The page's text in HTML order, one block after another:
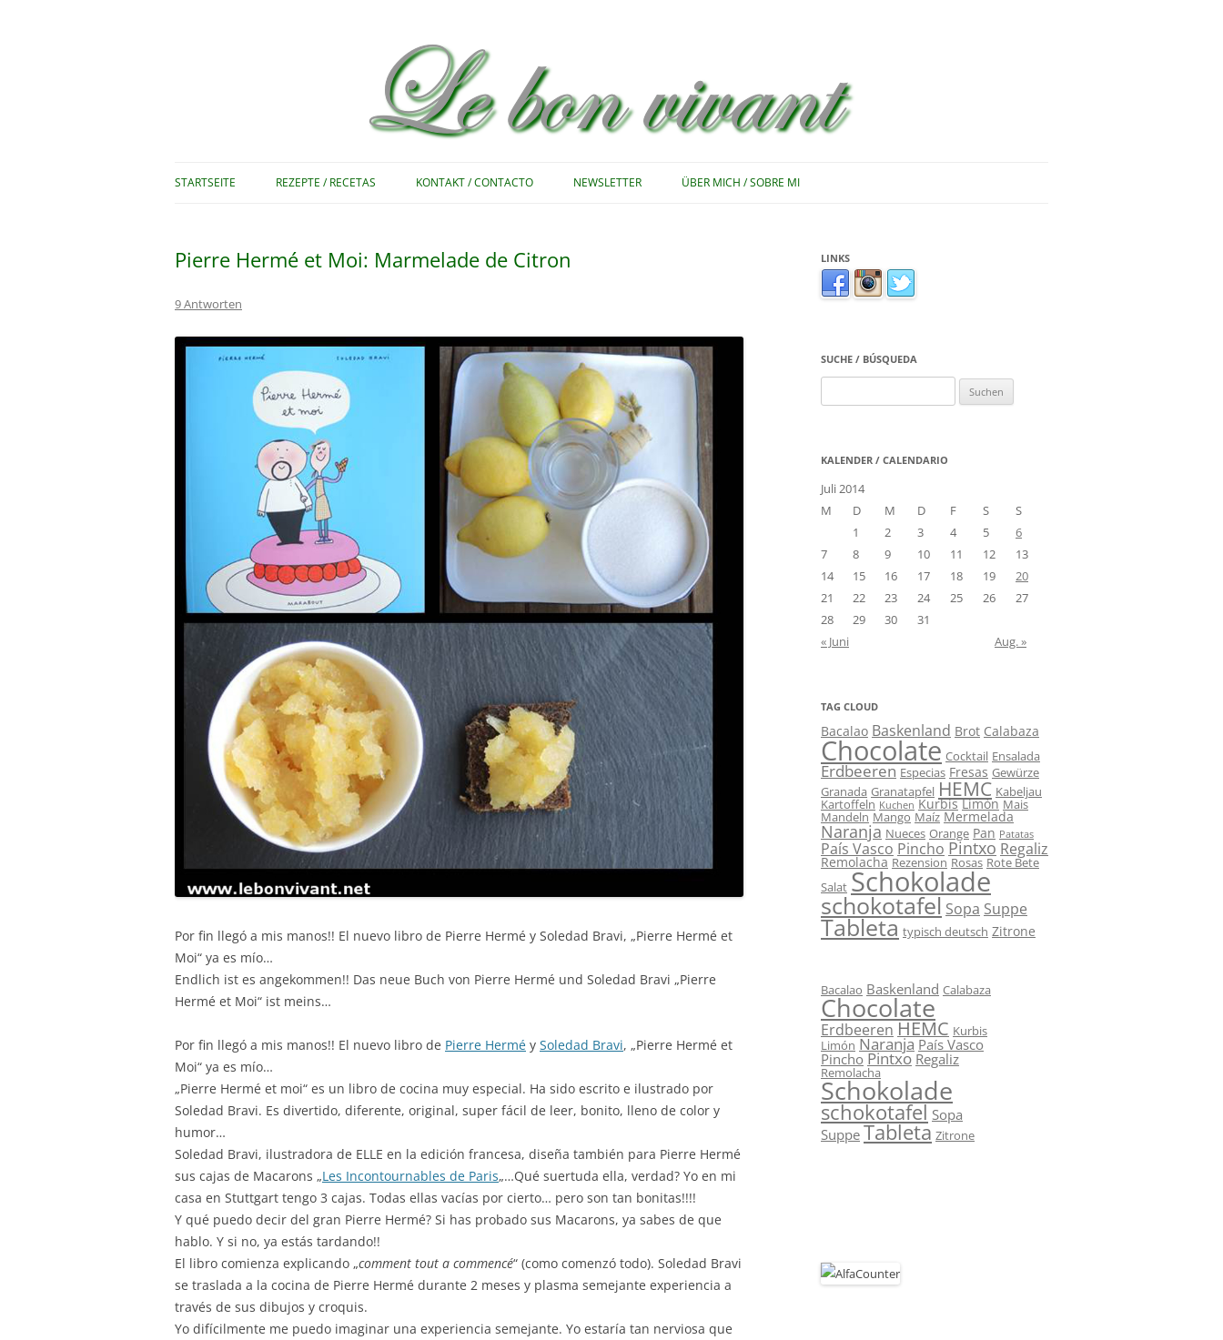
Inhalt
STARTSEITE REZEPTE / RECETAS KONTAKT / CONTACTO NEWSLETTER ÜBER MICH / SOBRE MI
Pierre Hermé et Moi: Marmelade de Citron
9 Antworten
Por fin llegó a mis manos!! El nuevo libro de Pierre Hermé y Soledad Bravi, „Pierre Hermé et
Moi“ ya es mío…
Endlich ist es angekommen!! Das neue Buch von Pierre Hermé und Soledad Bravi „Pierre
Hermé et Moi“ ist meins…
Por fin llegó a mis manos!! El nuevo libro de Pierre Hermé y Soledad Bravi, „Pierre Hermé et
Moi“ ya es mío…
„Pierre Hermé et moi“ es un libro de cocina muy especial. Ha sido escrito e ilustrado por
Soledad Bravi. Es divertido, diferente, original, super fácil de leer, bonito, lleno de color y
humor…
Soledad Bravi, ilustradora de ELLE en la edición francesa, diseña también para Pierre Hermé
sus cajas de Macarons „Les Incontournables de Paris„…Qué suertuda ella, verdad? Yo en mi
casa en Stuttgart tengo 3 cajas. Todas ellas vacías por cierto… pero son tan bonitas!!!!
Y qué puedo decir del gran Pierre Hermé? Si has probado sus Macarons, ya sabes de que
hablo. Y si no, ya estás tardando!!
El libro comienza explicando „comment tout a commencé“ (como comenzó todo). Soledad Bravi
se traslada a la cocina de Pierre Hermé durante 2 meses y plasma semejante experiencia a
través de sus dibujos y croquis.
Yo difícilmente me puedo imaginar una experiencia semejante. Yo estaría tan nerviosa que
LINKS
SUCHE / BÚSQUEDA
nach:
KALENDER / CALENDARIO
Juli 2014
M
D M D F S
S
1
2 3 4 5
6
7
8 9 10 11 12
13
14
15 16 17 18 19
20
21
22 23 24 25 26
27
28
29 30
31
« Juni
Aug. »
TAG CLOUD
Bacalao Baskenland Brot Calabaza
Chocolate Cocktail Ensalada
Erdbeeren Especias Fresas Gewürze
Granada Granatapfel HEMC Kabeljau
Kartoffeln Kuchen Kurbis Limón Mais
Mandeln Mango Maíz Mermelada
Naranja Nueces Orange Pan Patatas
País Vasco Pincho Pintxo Regaliz
Remolacha Rezension Rosas Rote Bete
Salat Schokolade
schokotafel Sopa Suppe
Tableta typisch deutsch Zitrone
Bacalao Baskenland Calabaza
Chocolate
Erdbeeren HEMC Kurbis
Limón Naranja País Vasco
Pincho Pintxo Regaliz
Remolacha
Schokolade
schokotafel Sopa
Suppe Tableta Zitrone